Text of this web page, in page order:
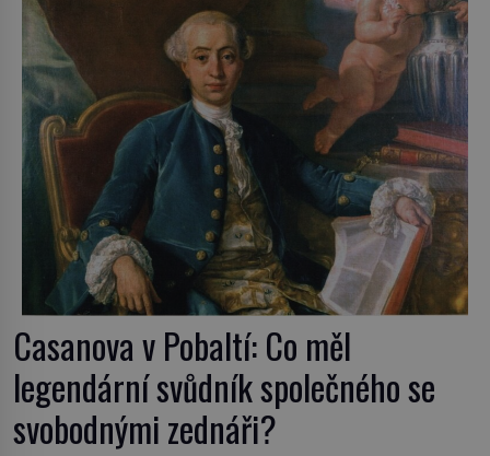
Casanova v Pobaltí: Co měl
legendární svůdník společného se
svobodnými zednáři?